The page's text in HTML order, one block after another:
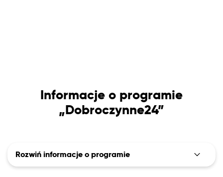
Informacje o programie
„Dobroczynne24”
Rozwiń informacje o programie